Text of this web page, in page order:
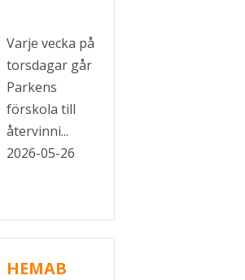
Varje vecka på
torsdagar går
Parkens
förskola till
återvinni...
2026-05-26
HEMAB